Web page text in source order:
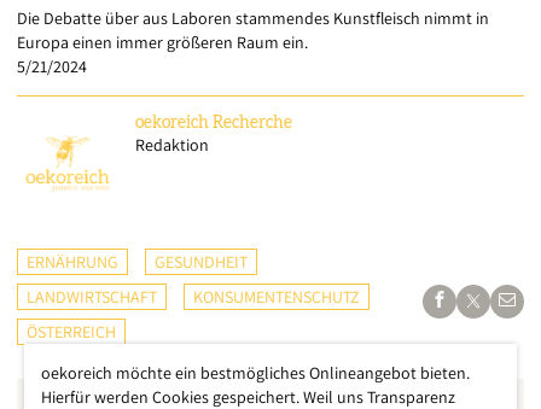
Die Debatte über aus Laboren stammendes Kunstfleisch nimmt in
Europa einen immer größeren Raum ein.
5/21/2024
oekoreich Recherche
Redaktion
ERNÄHRUNG
GESUNDHEIT
LANDWIRTSCHAFT
KONSUMENTENSCHUTZ
ÖSTERREICH
oekoreich möchte ein bestmögliches Onlineangebot bieten.
Hierfür werden Cookies gespeichert. Weil uns Transparenz